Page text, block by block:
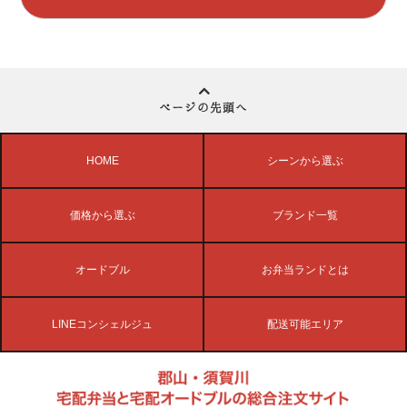
ページの先頭へ
HOME シーンから選ぶ
価格から選ぶ ブランド一覧
オードブル お弁当ランドとは
LINEコンシェルジュ 配送可能エリア